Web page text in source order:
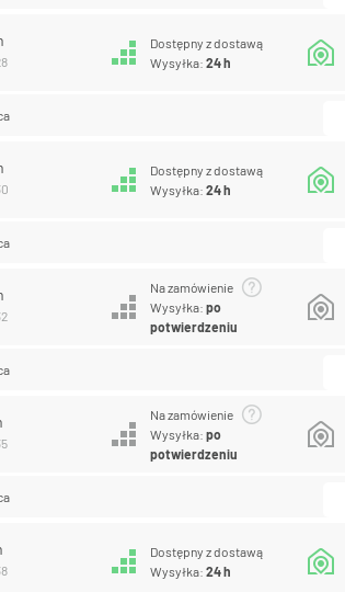
Dostępny z dostawą
Wysyłka:24 h
Dostępny z dostawą
Wysyłka:24 h
Na zamówienie
Wysyłka:po
potwierdzeniu
Na zamówienie
Wysyłka:po
potwierdzeniu
Dostępny z dostawą
Wysyłka:24 h